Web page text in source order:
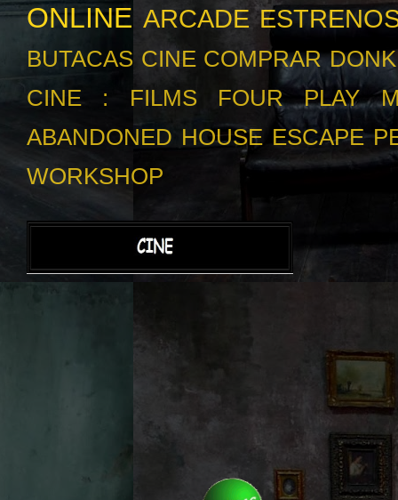
ONLINE ARCADE
BUTACAS CINE COMPRAR
CINE :
FILMS FOUR PLAY
ABANDONED HOUSE ESCAPE
WORKSHOP